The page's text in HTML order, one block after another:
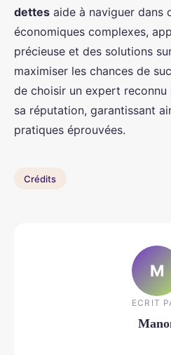
dettes aide à naviguer dans
économiques complexes,
précieuse et des solutions
maximiser les chances de
de choisir un expert
sa réputation, garantissant
pratiques éprouvées.
Crédits
M
ECRIT